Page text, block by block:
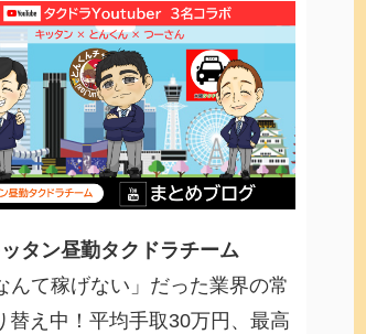
タン昼勤タクドラチーム
んて稼げない」だった業界の常
替え中！平均手取30万円、最高